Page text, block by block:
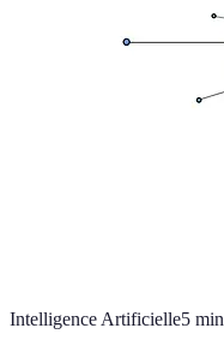
Intelligence Artificielle5 min